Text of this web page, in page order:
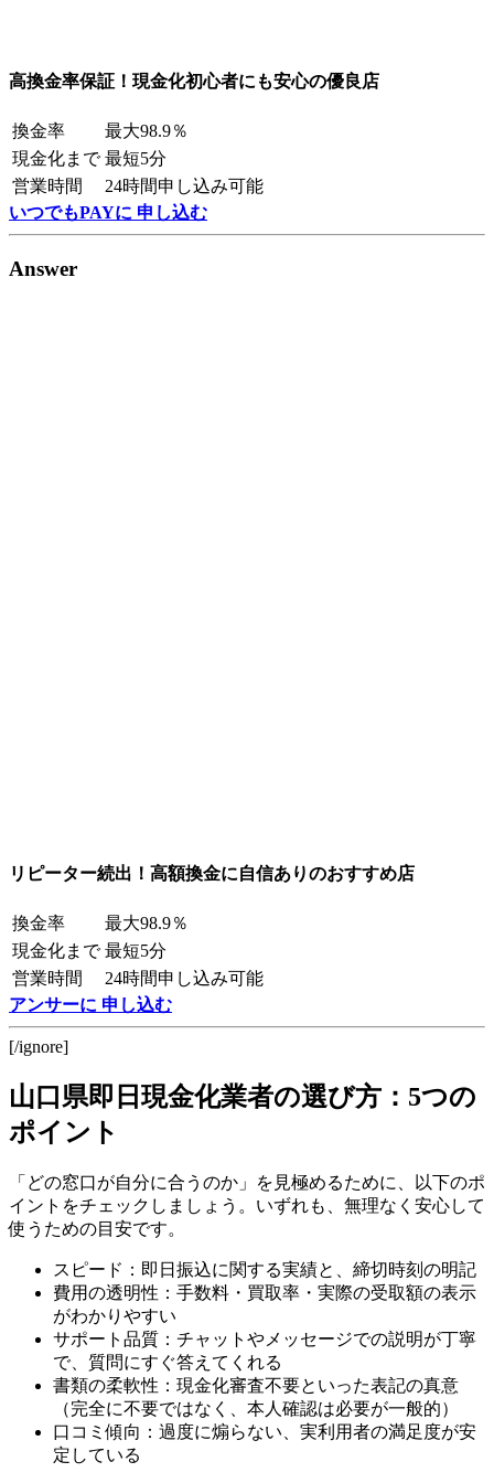
高換金率保証！現金化初心者にも安心の優良店
換金率
最大98.9％
現金化まで 最短5分
営業時間
24時間申し込み可能
いつでもPAYに 申し込む
Answer
リピーター続出！高額換金に自信ありのおすすめ店
換金率
最大98.9％
現金化まで 最短5分
営業時間
24時間申し込み可能
アンサーに 申し込む
[/ignore]
山口県即日現金化業者の選び方：5つの
ポイント
「どの窓口が自分に合うのか」を見極めるために、以下のポ
イントをチェックしましょう。いずれも、無理なく安心して
使うための目安です。
スピード：即日振込に関する実績と、締切時刻の明記
費用の透明性：手数料・買取率・実際の受取額の表示
がわかりやすい
サポート品質：チャットやメッセージでの説明が丁寧
で、質問にすぐ答えてくれる
書類の柔軟性：現金化審査不要といった表記の真意
（完全に不要ではなく、本人確認は必要が一般的）
口コミ傾向：過度に煽らない、実利用者の満足度が安
定している